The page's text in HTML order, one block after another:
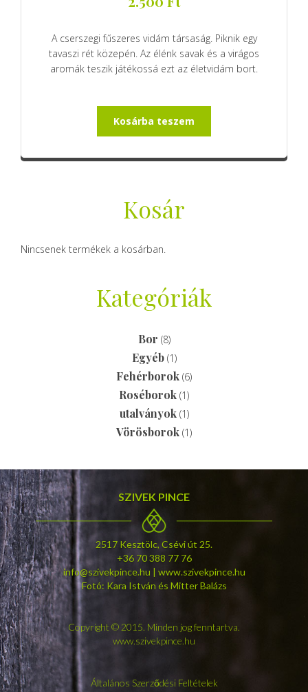
A cserszegi fűszeres vidám társaság. Piknik egy
tavaszi rét közepén. Az élénk savak és a virágos
aromák teszik játékossá ezt az életvidám bort.
Kosárba teszem
Kosár
Nincsenek termékek a kosárban.
Kategóriák
Bor (8)
Egyéb (1)
Fehérborok (6)
Roséborok (1)
utalványok (1)
Vörösborok (1)
SZIVEK PINCE
2517 Kesztölc, Csévi út 25.
+36 70 388 77 76
info@szivekpince.hu | www.szivekpince.hu
Fotó: Kara István és Mitter Balázs
Copyright © 2015. Minden jog fenntartva.
www.szivekpince.hu
Általános Szerződési Feltételek